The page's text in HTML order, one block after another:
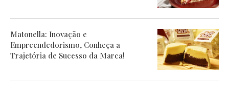
Matonella: Inovação e
Empreendedorismo, Conheça a
Trajetória de Sucesso da Marca!